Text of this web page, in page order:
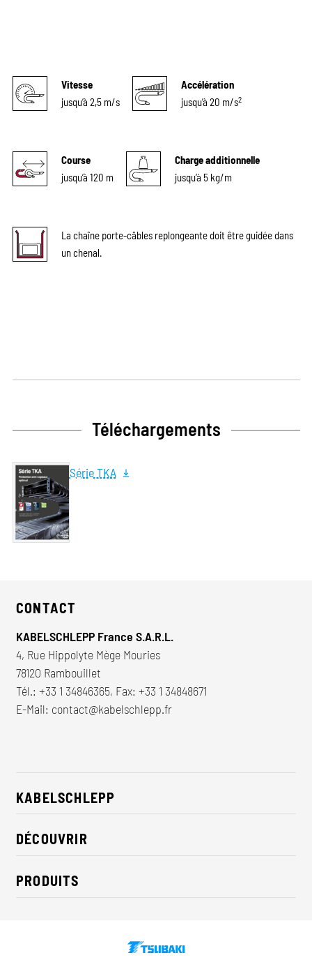
Vitesse
jusqu’à 2,5 m/s
Accélération
jusqu’à 20 m/s2
Course
jusqu’à 120 m
Charge additionnelle
jusqu’à 5 kg/m
La chaîne porte-câbles replongeante doit être guidée dans
un chenal.
Téléchargements
Série TKA
CONTACT
KABELSCHLEPP France S.A.R.L.
4, Rue Hippolyte Mège Mouries
78120 Rambouillet
Tél.: +33 1 34846365, Fax: +33 1 34848671
E-Mail: contact@kabelschlepp.fr
KABELSCHLEPP
À propos de nous
RSE / Durabilité
Contact
DÉCOUVRIR
Solutions pour l'industrie
Nouveautés
PRODUITS